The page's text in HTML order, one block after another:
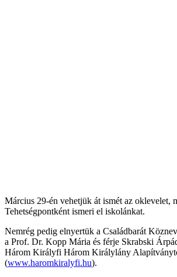
Március 29-én vehetjük át ismét az oklevelet,
Tehetségpontként ismeri el iskolánkat.
Nemrég pedig elnyertük a Családbarát
a Prof. Dr. Kopp Mária és férje Skrabski
Három Királyfi Három Királylány
(www.haromkiralyfi.hu).